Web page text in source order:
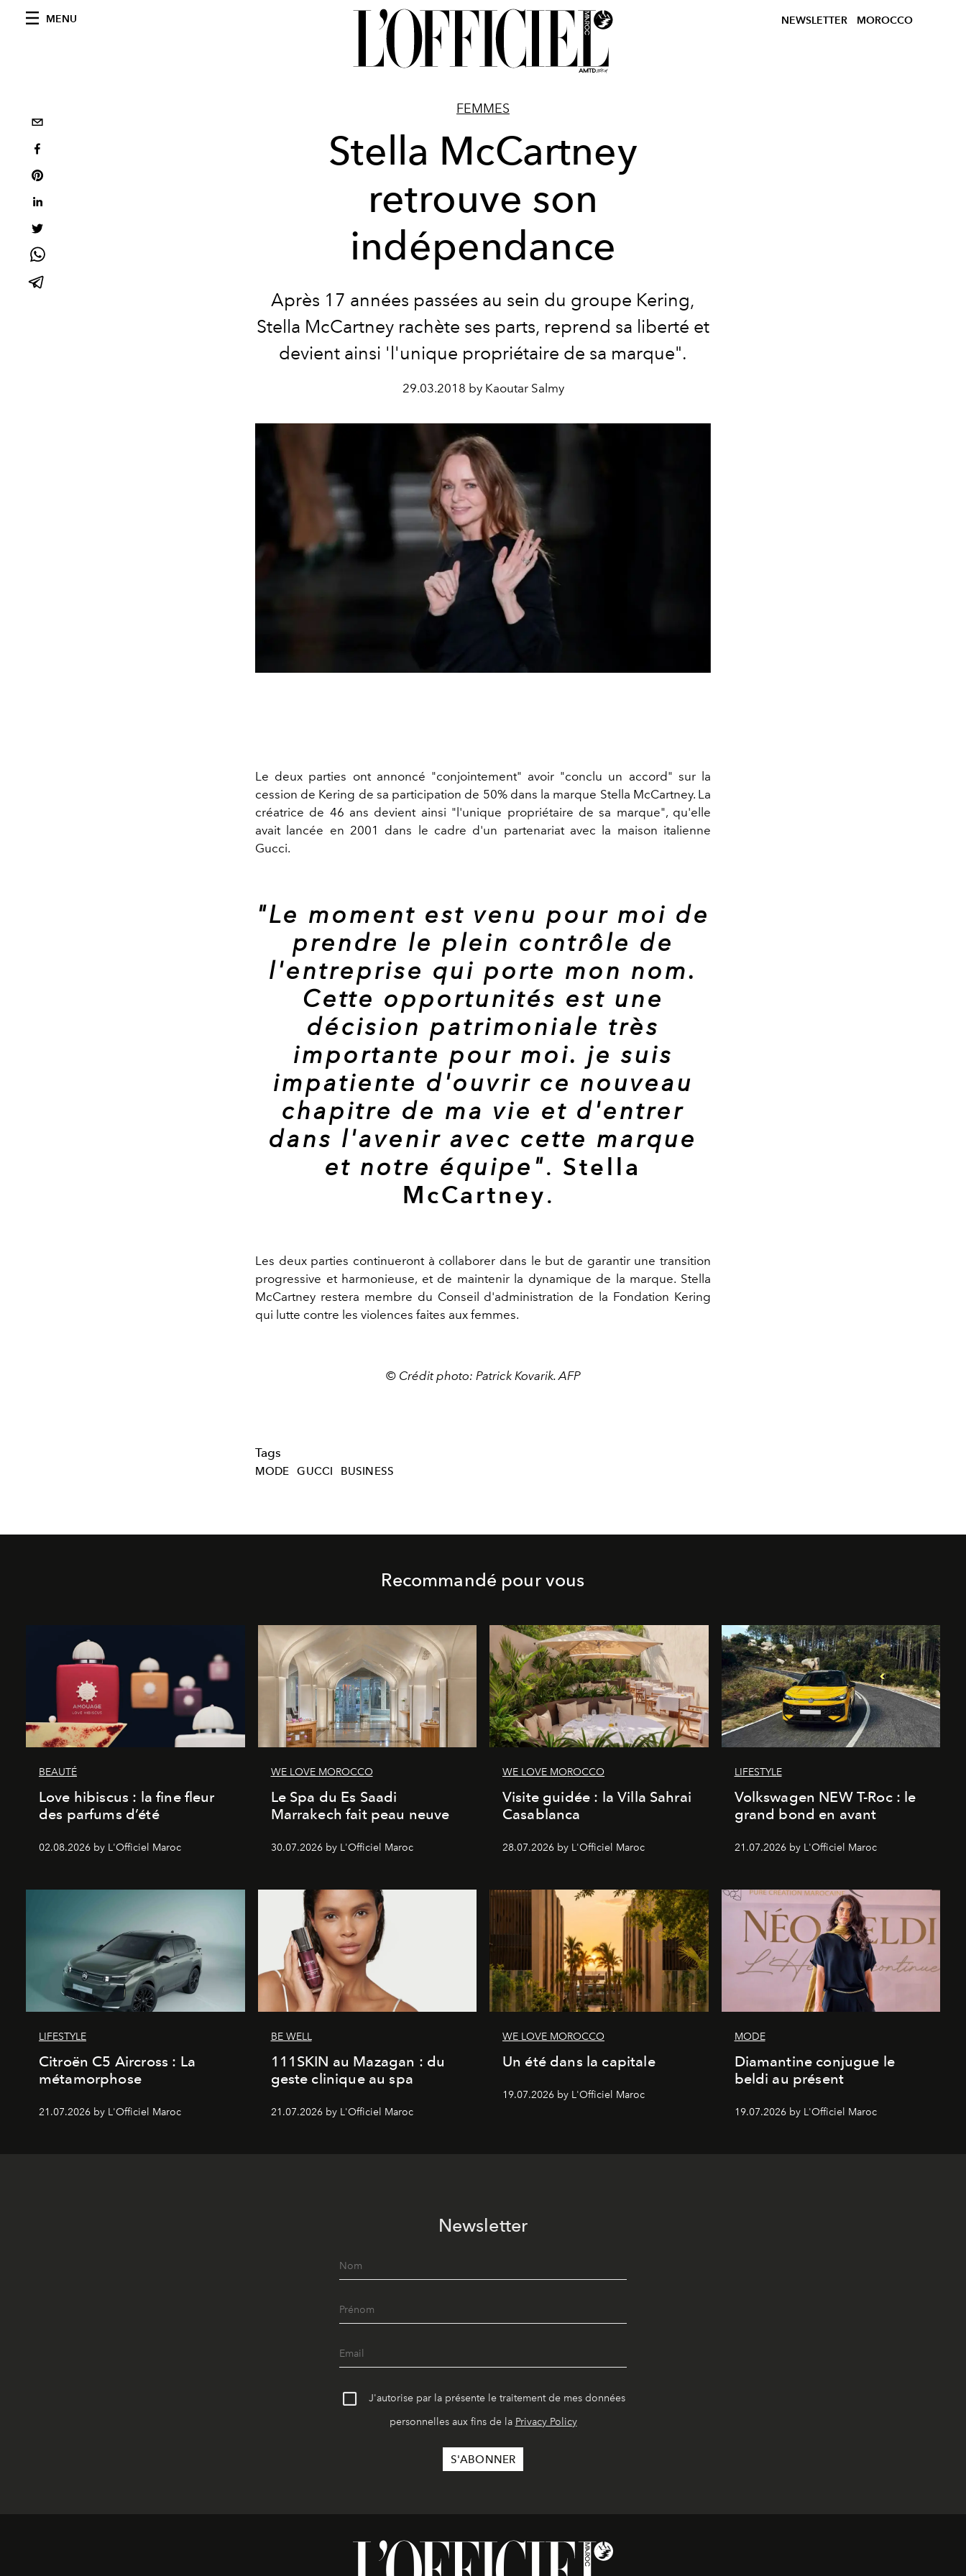
MENU NEWSLETTER MOROCCO
FEMMES
Stella McCartney
retrouve son
indépendance
Après 17 années passées au sein du groupe Kering,
Stella McCartney rachète ses parts, reprend sa liberté et
devient ainsi 'l'unique propriétaire de sa marque".
29.03.2018 by Kaoutar Salmy
Le deux parties ont annoncé "conjointement" avoir "conclu un accord" sur la
cession de Kering de sa participation de 50% dans la marque Stella McCartney. La
créatrice de 46 ans devient ainsi "l'unique propriétaire de sa marque", qu'elle
avait lancée en 2001 dans le cadre d'un partenariat avec la maison italienne
Gucci.
"Le moment est venu pour moi de
prendre le plein contrôle de
l'entreprise qui porte mon nom.
Cette opportunités est une
décision patrimoniale très
importante pour moi. je suis
impatiente d'ouvrir ce nouveau
chapitre de ma vie et d'entrer
dans l'avenir avec cette marque
et notre équipe". Stella
McCartney.
Les deux parties continueront à collaborer dans le but de garantir une transition
progressive et harmonieuse, et de maintenir la dynamique de la marque. Stella
McCartney restera membre du Conseil d'administration de la Fondation Kering
qui lutte contre les violences faites aux femmes.
© Crédit photo: Patrick Kovarik. AFP
Tags
MODE GUCCI BUSINESS
Recommandé pour vous
BEAUTÉ
Love hibiscus : la fine fleur
des parfums d’été
02.08.2026 by L'Officiel Maroc
WE LOVE MOROCCO
Le Spa du Es Saadi
Marrakech fait peau neuve
30.07.2026 by L'Officiel Maroc
WE LOVE MOROCCO
Visite guidée : la Villa Sahrai
Casablanca
28.07.2026 by L'Officiel Maroc
LIFESTYLE
Volkswagen NEW T-Roc : le
grand bond en avant
21.07.2026 by L'Officiel Maroc
LIFESTYLE
Citroën C5 Aircross : La
métamorphose
21.07.2026 by L'Officiel Maroc
BE WELL
111SKIN au Mazagan : du
geste clinique au spa
21.07.2026 by L'Officiel Maroc
WE LOVE MOROCCO
Un été dans la capitale
19.07.2026 by L'Officiel Maroc
MODE
Diamantine conjugue le
beldi au présent
19.07.2026 by L'Officiel Maroc
Newsletter
J'autorise par la présente le traitement de mes données
personnelles aux fins de la Privacy Policy